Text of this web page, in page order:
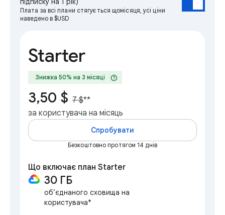
Плата за всі плани стягується щомісяця, усі ціни
наведено в $USD
Starter
Знижка 50% на 3 місяці help
3,50 $ 7 $**
за користувача на місяць
Спробувати
Безкоштовно протягом 14 днів
Що включає план Starter
30 ГБ
об’єднаного сховища на
користувача*